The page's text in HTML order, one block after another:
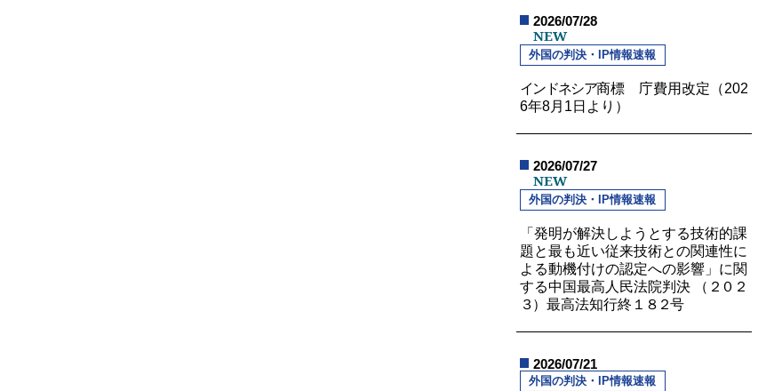
2026/07/28
NEW
外国の判決・IP情報速報
インドネシア商標 庁費用改定（202
6年8月1日より）
2026/07/27
NEW
外国の判決・IP情報速報
「発明が解決しようとする技術的課
題と最も近い従来技術との関連性に
よる動機付けの認定への影響」に関
する中国最高人民法院判決 （ ２０２
３）最高法知行終 １８２号
2026/07/21
外国の判決・IP情報速報